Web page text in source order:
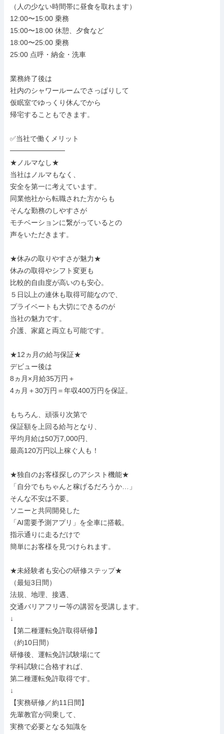
（人の少ない時間帯に昼食を取れます）
12:00〜15:00 乗務
15:00〜18:00 休憩、夕食など
18:00〜25:00 乗務
25:00 点呼・納金・洗車
業務終了後は
社内のシャワールームでさっぱりして
仮眠室でゆっくり休んでから
帰宅することもできます。
✅当社で働くメリット
───────────
★ノルマなし★
当社はノルマもなく、
安全を第一に考えています。
同業他社から転職された方からも
そんな勤務のしやすさが
モチベーションに繋がっているとの
声をいただきます。
★休みの取りやすさが魅力★
休みの取得やシフト変更も
比較的自由度が高いのも安心。
５日以上の連休も取得可能なので、
プライベートも大切にできるのが
当社の魅力です。
介護、家庭と両立も可能です。
★12ヵ月の給与保証★
デビュー後は
8ヵ月×月給35万円＋
4ヵ月＋30万円＝年収400万円を保証。
もちろん、頑張り次第で
保証額を上回る給与となり、
平均月給は50万7,000円、
最高120万円以上稼ぐ人も！
★独自のお客様探しのアシスト機能★
「自分でもちゃんと稼げるだろうか…」
そんな不安は不要。
ソニーと共同開発した
「AI需要予測アプリ」を全車に搭載。
指示通りに走るだけで
簡単にお客様を見つけられます。
★未経験者も安心の研修ステップ★
（最短3日間）
法規、地理、接遇、
交通バリアフリー等の講習を受講します。
↓
【第二種運転免許取得研修】
（約10日間）
研修後、運転免許試験場にて
学科試験に合格すれば、
第二種運転免許取得です。
↓
【実務研修／約11日間】
先輩教官が同乗して、
実務で必要となる知識を